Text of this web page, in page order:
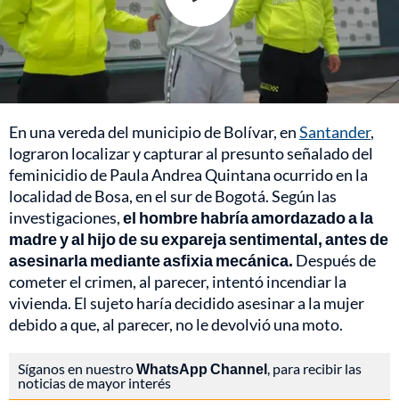
En una vereda del municipio de Bolívar, enSantander,
lograron localizar y capturar al presunto señalado del
feminicidio de Paula Andrea Quintana ocurrido en la
localidad de Bosa, en el sur de Bogotá. Según las
investigaciones,el hombre habría amordazado a la
madre y al hijo de su expareja sentimental, antes de
asesinarla mediante asfixia mecánica. Después de
cometer el crimen, al parecer, intentó incendiar la
vivienda. El sujeto haría decidido asesinar a la mujer
debido a que, al parecer, no le devolvió una moto.
Síganos en nuestroWhatsApp Channel , para recibir las
noticias de mayor interés